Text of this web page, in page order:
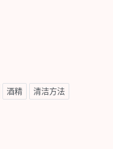
酒精 清洁方法